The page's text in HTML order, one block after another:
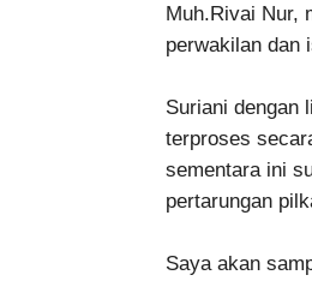
Muh.Rivai Nur,
perwakilan dan
Suriani dengan
terproses
sementara ini
pertarungan
Saya akan